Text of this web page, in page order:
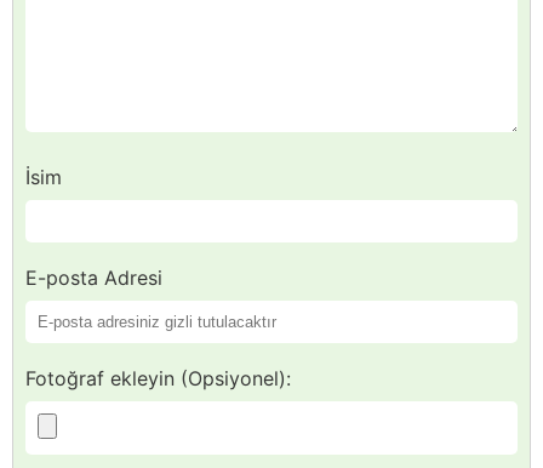
İsim
E-posta Adresi
Fotoğraf ekleyin (Opsiyonel):